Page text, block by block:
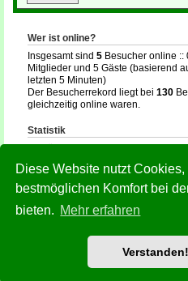
Diese Website nutzt Cookies,
bestmöglichen Komfort bei
bieten. Mehr erfahren
Verstanden!
Wer ist online?
Insgesamt sind 5 Besucher online ::
Mitglieder und 5 Gäste (basierend
letzten 5 Minuten)
Der Besucherrekord liegt bei 130
gleichzeitig online waren.
Statistik
Beiträge insgesamt132• Themen
Foren-Übersicht
Powered byphpBB® Forum Software ©
Nutzungsbedingungen